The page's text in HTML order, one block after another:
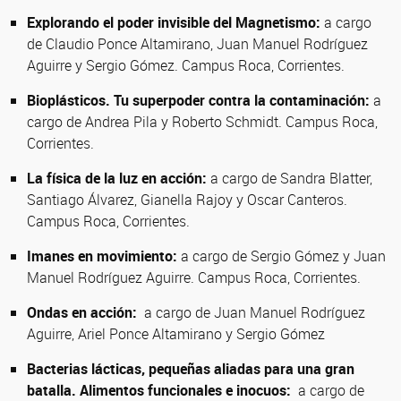
Explorando el poder invisible del Magnetismo: a cargo
de Claudio Ponce Altamirano, Juan Manuel Rodríguez
Aguirre y Sergio Gómez. Campus Roca, Corrientes.
Bioplásticos. Tu superpoder contra la contaminación: a
cargo de Andrea Pila y Roberto Schmidt. Campus Roca,
Corrientes.
La física de la luz en acción: a cargo de Sandra Blatter,
Santiago Álvarez, Gianella Rajoy y Oscar Canteros.
Campus Roca, Corrientes.
Imanes en movimiento: a cargo de Sergio Gómez y Juan
Manuel Rodríguez Aguirre. Campus Roca, Corrientes.
Ondas en acción: a cargo de Juan Manuel Rodríguez
Aguirre, Ariel Ponce Altamirano y Sergio Gómez
Bacterias lácticas, pequeñas aliadas para una gran
batalla. Alimentos funcionales e inocuos: a cargo de